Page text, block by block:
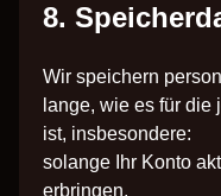
8.
Wir speichern
lange, wie es für
ist, insbesondere:
solange Ihr Konto
erbringen,